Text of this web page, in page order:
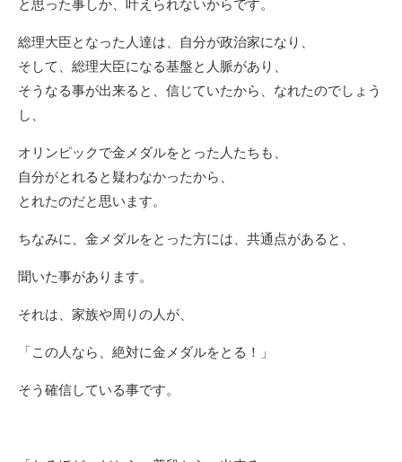
と思った事しか、叶えられないからです。
総理大臣となった人達は、自分が政治家になり、
そして、総理大臣になる基盤と人脈があり、
そうなる事が出来ると、信じていたから、なれたのでしょう
し、
オリンピックで金メダルをとった人たちも、
自分がとれると疑わなかったから、
とれたのだと思います。
ちなみに、金メダルをとった方には、共通点があると、
聞いた事があります。
それは、家族や周りの人が、
「この人なら、絶対に金メダルをとる！」
そう確信している事です。